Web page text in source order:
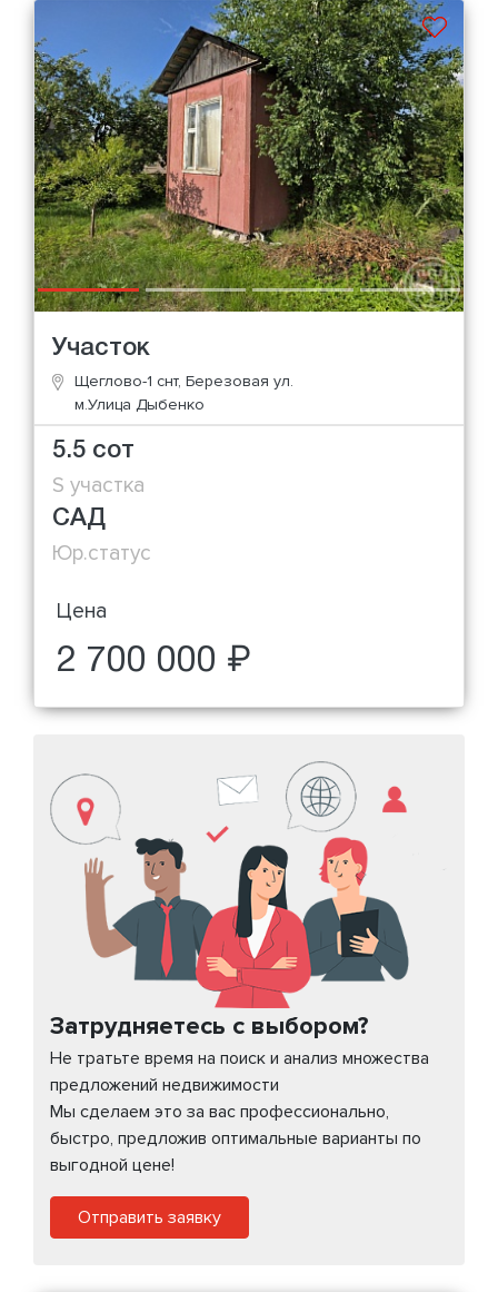
Участок
Щеглово-1 снт, Березовая ул.
м.Улица Дыбенко
5.5 сот
S участка
САД
Юр.статус
Цена
2 700 000 ₽
Затрудняетесь с выбором?
Не тратьте время на поиск и анализ множества
предложений недвижимости
Мы сделаем это за вас профессионально,
быстро, предложив оптимальные варианты по
выгодной цене!
Отправить заявку